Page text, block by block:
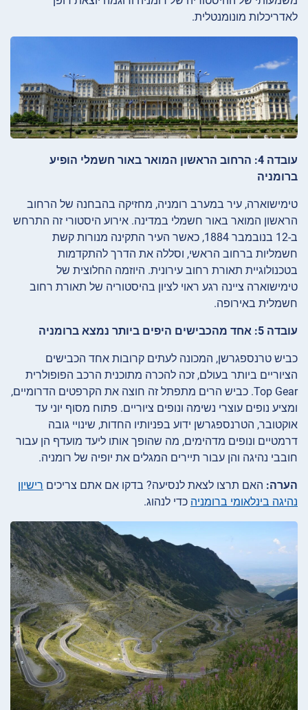
לאדריכלות מונומנטלית.
עובדה 4: הרחוב הראשון המואר באור חשמלי הופיע
ברומניה
טימישוארה, עיר במערב רומניה, מחזיקה בהבחנה של הרחוב
הראשון המואר באור חשמלי במדינה. אירוע היסטורי זה התרחש
ב-12 בנובמבר 1884, כאשר העיר התקינה מנורות קשת
חשמליות ברחוב הראשי, וסללה את הדרך להתקדמות
בטכנולוגיית תאורת רחוב עירונית. היוזמה החלוצית של
טימישוארה ציינה רגע ראוי לציון בהיסטוריה של תאורת רחוב
חשמלית באירופה.
עובדה 5: אחד מהכבישים היפים ביותר נמצא ברומניה
כביש טרנספגרשן, המכונה לעתים קרובות אחד הכבישים
הציוריים ביותר בעולם, זכה להכרה מתוכנית הרכב הפופולרית
Top Gear. כביש הרים מתפתל זה חוצה את הקרפטים הדרומיים,
ומציע נופים עוצרי נשימה ונופים ציוריים. פתוח מסוף יוני עד
אוקטובר, הטרנספגרשן ידוע בפניותיו החדות, שינויי גובה
דרמטיים ונופים מדהימים, מה שהופך אותו ליעד מועדף הן עבור
חובבי נהיגה והן עבור תיירים המגלים את יופיה של רומניה.
הערה: האם תרצו לצאת לנסיעה? בדקו אם אתם צריכים רישיון
נהיגה בינלאומי ברומניה כדי לנהוג.